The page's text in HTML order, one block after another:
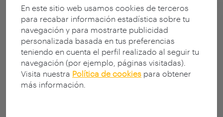
En este sitio web usamos cookies de terceros
para recabar información estadística sobre tu
navegación y para mostrarte publicidad
personalizada basada en tus preferencias
teniendo en cuenta el perfil realizado al seguir tu
navegación (por ejemplo, páginas visitadas).
Visita nuestra Política de cookies para obtener
más información.